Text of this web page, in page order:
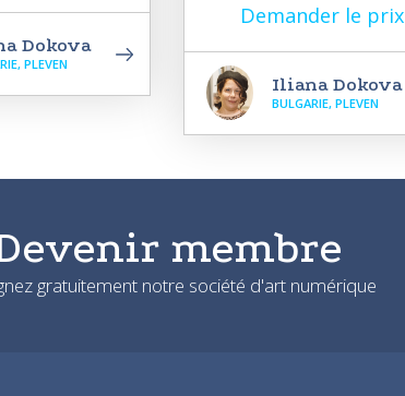
Dokova
PLEVEN
Demander le prix
Iliana Dokova
BULGARIE, PLEVEN
membre
gratuitement notre société d'art numérique